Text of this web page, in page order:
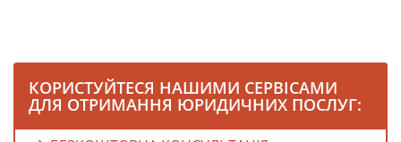
КОРИСТУЙТЕСЯ НАШИМИ СЕРВІСАМИ
ДЛЯ ОТРИМАННЯ ЮРИДИЧНИХ ПОСЛУГ: